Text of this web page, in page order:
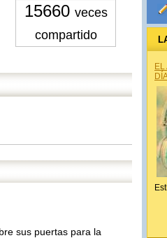
15660 veces
compartido
sus puertas para la